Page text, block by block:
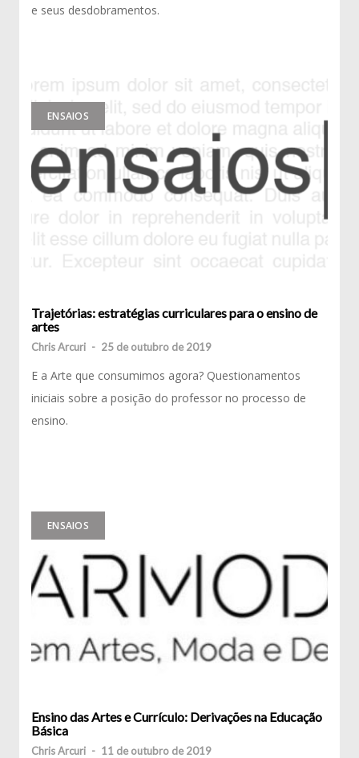
e seus desdobramentos.
ENSAIOS
Trajetórias: estratégias curriculares para o ensino de
artes
Chris Arcuri - 25 de outubro de 2019
E a Arte que consumimos agora? Questionamentos
iniciais sobre a posição do professor no processo de
ensino.
ENSAIOS
Ensino das Artes e Currículo: Derivações na Educação
Básica
Chris Arcuri - 11 de outubro de 2019